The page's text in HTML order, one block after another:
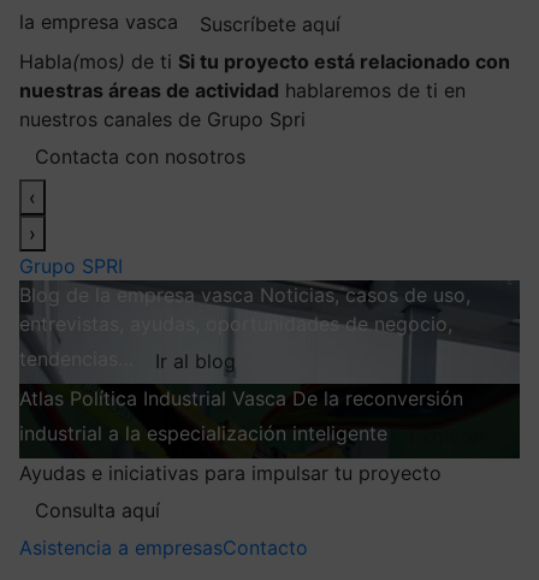
la empresa vasca
Suscríbete aquí
Habla(mos) de ti Si tu proyecto está relacionado con
nuestras áreas de actividad hablaremos de ti en
nuestros canales de Grupo Spri
Contacta con nosotros
‹
›
Grupo SPRI
Blog de la empresa vasca Noticias, casos de uso,
entrevistas, ayudas, oportunidades de negocio,
tendencias…
Ir al blog
Atlas Política Industrial Vasca De la reconversión
industrial a la especialización inteligente
Ayudas e iniciativas para impulsar tu proyecto
Consulta aquí
Asistencia a empresasContacto